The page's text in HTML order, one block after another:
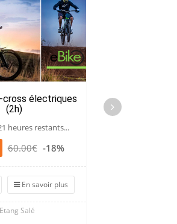
électriques
(2h)
heures restants...
60.00€ -18%
En savoir plus
Etang Salé
Initiation en